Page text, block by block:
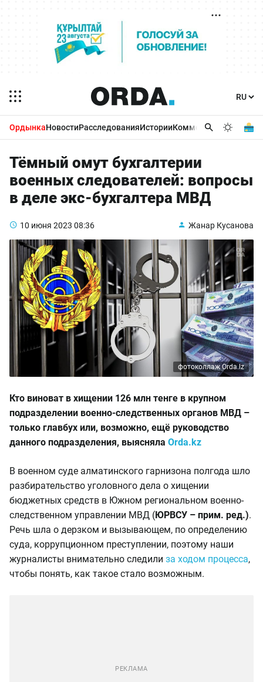
ОрдынкаНовостиРасследованияИсторииКомментарииБизнес
Тёмный омут бухгалтерии
военных следователей: вопросы
в деле экс-бухгалтера МВД
10 июня 2023 08:36 Жанар Кусанова
фотоколлаж Orda.lz
Кто виноват в хищении 126 млн тенге в крупном
подразделении военно-следственных органов МВД –
только главбух или, возможно, ещё руководство
данного подразделения, выясняла Orda.kz
В военном суде алматинского гарнизона полгода шло
разбирательство уголовного дела о хищении
бюджетных средств в Южном региональном военно-
следственном управлении МВД (ЮРВСУ – прим. ред.).
Речь шла о дерзком и вызывающем, по определению
суда, коррупционном преступлении, поэтому наши
журналисты внимательно следили за ходом процесса,
чтобы понять, как такое стало возможным.